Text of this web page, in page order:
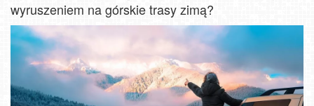
wyruszeniem na górskie trasy zimą?